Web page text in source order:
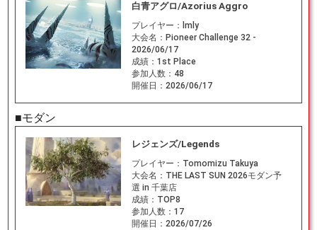
白青アグロ/Azorius Aggro
プレイヤー： lmly
大会名： Pioneer Challenge 32 -
2026/06/17
成績： 1st Place
参加人数： 48
開催日： 2026/06/17
■モダン
レジェンズ/Legends
プレイヤー： Tomomizu Takuya
大会名： THE LAST SUN 2026モダン予
選 in 千葉店
成績： TOP8
参加人数： 17
開催日： 2026/07/26